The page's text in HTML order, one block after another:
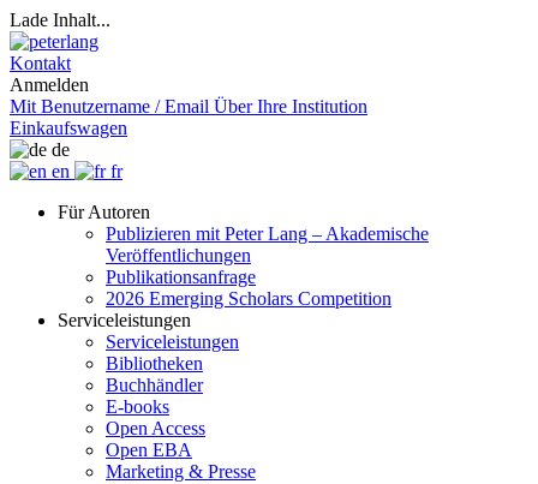
Lade Inhalt...
Kontakt
Anmelden
Mit Benutzername / Email Über Ihre Institution
Einkaufswagen
de
en
fr
Für Autoren
Publizieren mit Peter Lang – Akademische
Veröffentlichungen
Publikationsanfrage
2026 Emerging Scholars Competition
Serviceleistungen
Serviceleistungen
Bibliotheken
Buchhändler
E-books
Open Access
Open EBA
Marketing & Presse